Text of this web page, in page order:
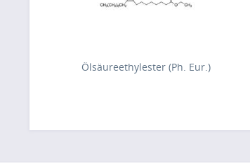
Ölsäureethylester (Ph. Eur.)